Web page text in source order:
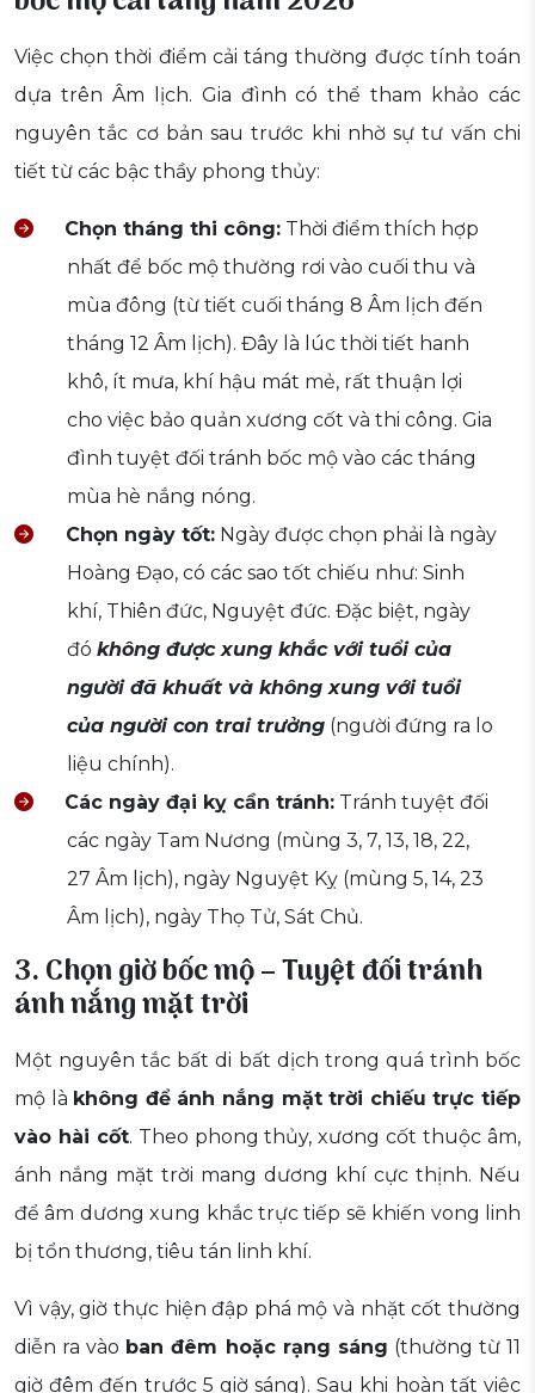
Việc chọn thời điểm cải táng thường được tính toán
dựa trên Âm lịch. Gia đình có thể tham khảo các
nguyên tắc cơ bản sau trước khi nhờ sự tư vấn chi
tiết từ các bậc thầy phong thủy:
Chọn tháng thi công: Thời điểm thích hợp
nhất để bốc mộ thường rơi vào cuối thu và
mùa đông (từ tiết cuối tháng 8 Âm lịch đến
tháng 12 Âm lịch). Đây là lúc thời tiết hanh
khô, ít mưa, khí hậu mát mẻ, rất thuận lợi
cho việc bảo quản xương cốt và thi công. Gia
đình tuyệt đối tránh bốc mộ vào các tháng
mùa hè nắng nóng.
Chọn ngày tốt: Ngày được chọn phải là ngày
Hoàng Đạo, có các sao tốt chiếu như: Sinh
khí, Thiên đức, Nguyệt đức. Đặc biệt, ngày
đó không được xung khắc với tuổi của
người đã khuất và không xung với tuổi
của người con trai trưởng (người đứng ra lo
liệu chính).
Các ngày đại kỵ cần tránh: Tránh tuyệt đối
các ngày Tam Nương (mùng 3, 7, 13, 18, 22,
27 Âm lịch), ngày Nguyệt Kỵ (mùng 5, 14, 23
Âm lịch), ngày Thọ Tử, Sát Chủ.
3. Chọn giờ bốc mộ – Tuyệt đối tránh
ánh nắng mặt trời
Một nguyên tắc bất di bất dịch trong quá trình bốc
mộ là không để ánh nắng mặt trời chiếu trực tiếp
vào hài cốt. Theo phong thủy, xương cốt thuộc âm,
ánh nắng mặt trời mang dương khí cực thịnh. Nếu
để âm dương xung khắc trực tiếp sẽ khiến vong linh
bị tổn thương, tiêu tán linh khí.
Vì vậy, giờ thực hiện đập phá mộ và nhặt cốt thường
diễn ra vào ban đêm hoặc rạng sáng (thường từ 11
giờ đêm đến trước 5 giờ sáng). Sau khi hoàn tất việc